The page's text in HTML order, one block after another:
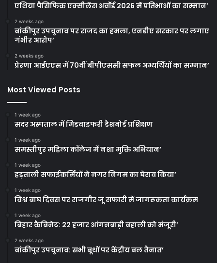
एशिया पैसिफिक एक्सीलेंस अवॉर्ड 2026 में प्रतिभाओं का सम्मान’
2 weeks ago
बांकीपुर उपचुनाव पर राजद का हमला, एनडीए सरकार पर लगाए
गंभीर आरोप’
2 weeks ago
प्रेरणा आईएएस में 70वीं बीपीएससी सफल अभ्यर्थियों का सम्मान’
Most Viewed Posts
1 week ago
सदर अस्पताल में मिडवाइफरी डैशबोर्ड प्रशिक्षण
1 week ago
समस्तीपुर महिला कॉलेज में नशा मुक्ति अभियान’
1 week ago
हड़ताली सफाईकर्मियों ने नगर निगम का घेराव किया’
1 week ago
विश्व बाघ दिवस पर राजगीर जू सफारी में जागरूकता कार्यक्रम
1 week ago
बिहार कैबिनेट: 22 हजार आंगनबाड़ी बहाली को मंजूरी’
2 weeks ago
बांकीपुर उपचुनाव: सभी बूथों पर केंद्रीय बल तैनात’